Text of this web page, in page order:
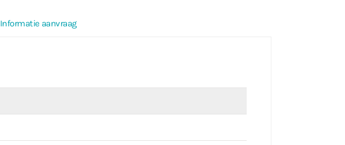
Informatie aanvraag